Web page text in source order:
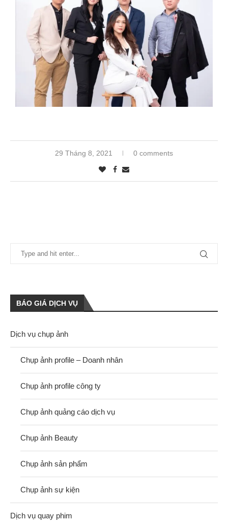
29 Tháng 8, 2021 0 comments
BÁO GIÁ DỊCH VỤ
Dịch vụ chụp ảnh
Chụp ảnh profile – Doanh nhân
Chụp ảnh profile công ty
Chụp ảnh quảng cáo dịch vụ
Chụp ảnh Beauty
Chụp ảnh sản phẩm
Chụp ảnh sự kiện
Dịch vụ quay phim